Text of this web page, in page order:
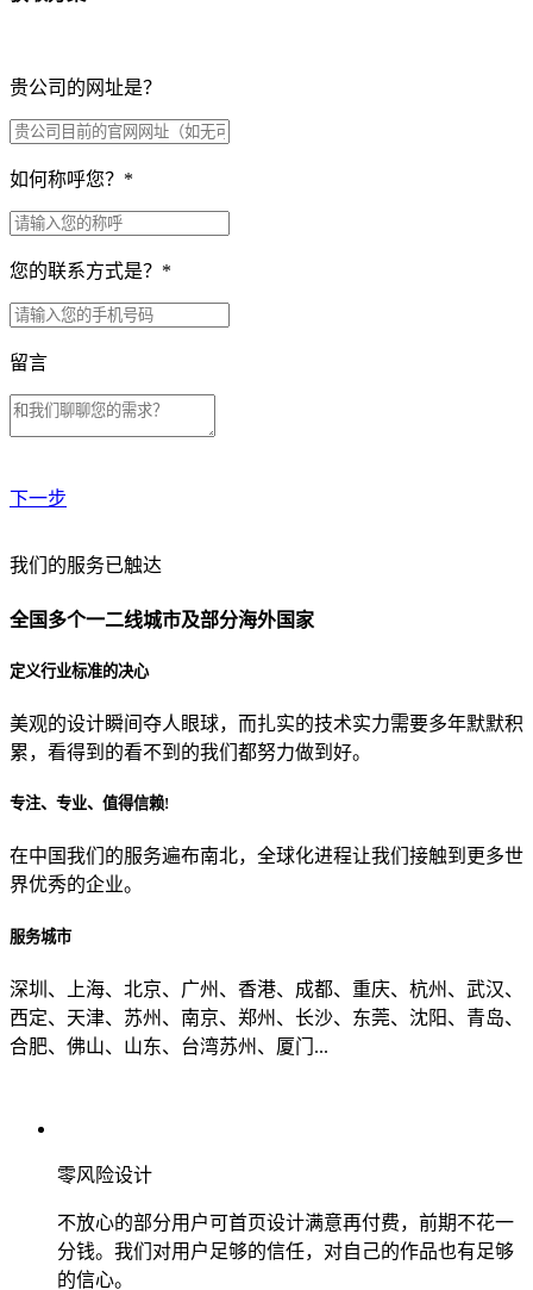
贵公司的网址是？
如何称呼您？ *
您的联系方式是？ *
留言
下一步
贵公司预算范围是？
贵公司的团队规模是？
目前主要的营销渠道是？
我们的服务已触达
全国多个一二线城市及部分海外国家
定义行业标准的决心
美观的设计瞬间夺人眼球，而扎实的技术实力需要多年默默积
累，看得到的看不到的我们都努力做到好。
专注、专业、值得信赖!
在中国我们的服务遍布南北，全球化进程让我们接触到更多世
界优秀的企业。
服务城市
深圳、上海、北京、广州、香港、成都、重庆、杭州、武汉、
西定、天津、苏州、南京、郑州、长沙、东莞、沈阳、青岛、
合肥、佛山、山东、台湾苏州、厦门...
零风险设计
不放心的部分用户可首页设计满意再付费，前期不花一
分钱。我们对用户足够的信任，对自己的作品也有足够
的信心。